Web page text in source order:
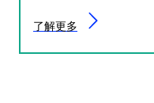
了解更多